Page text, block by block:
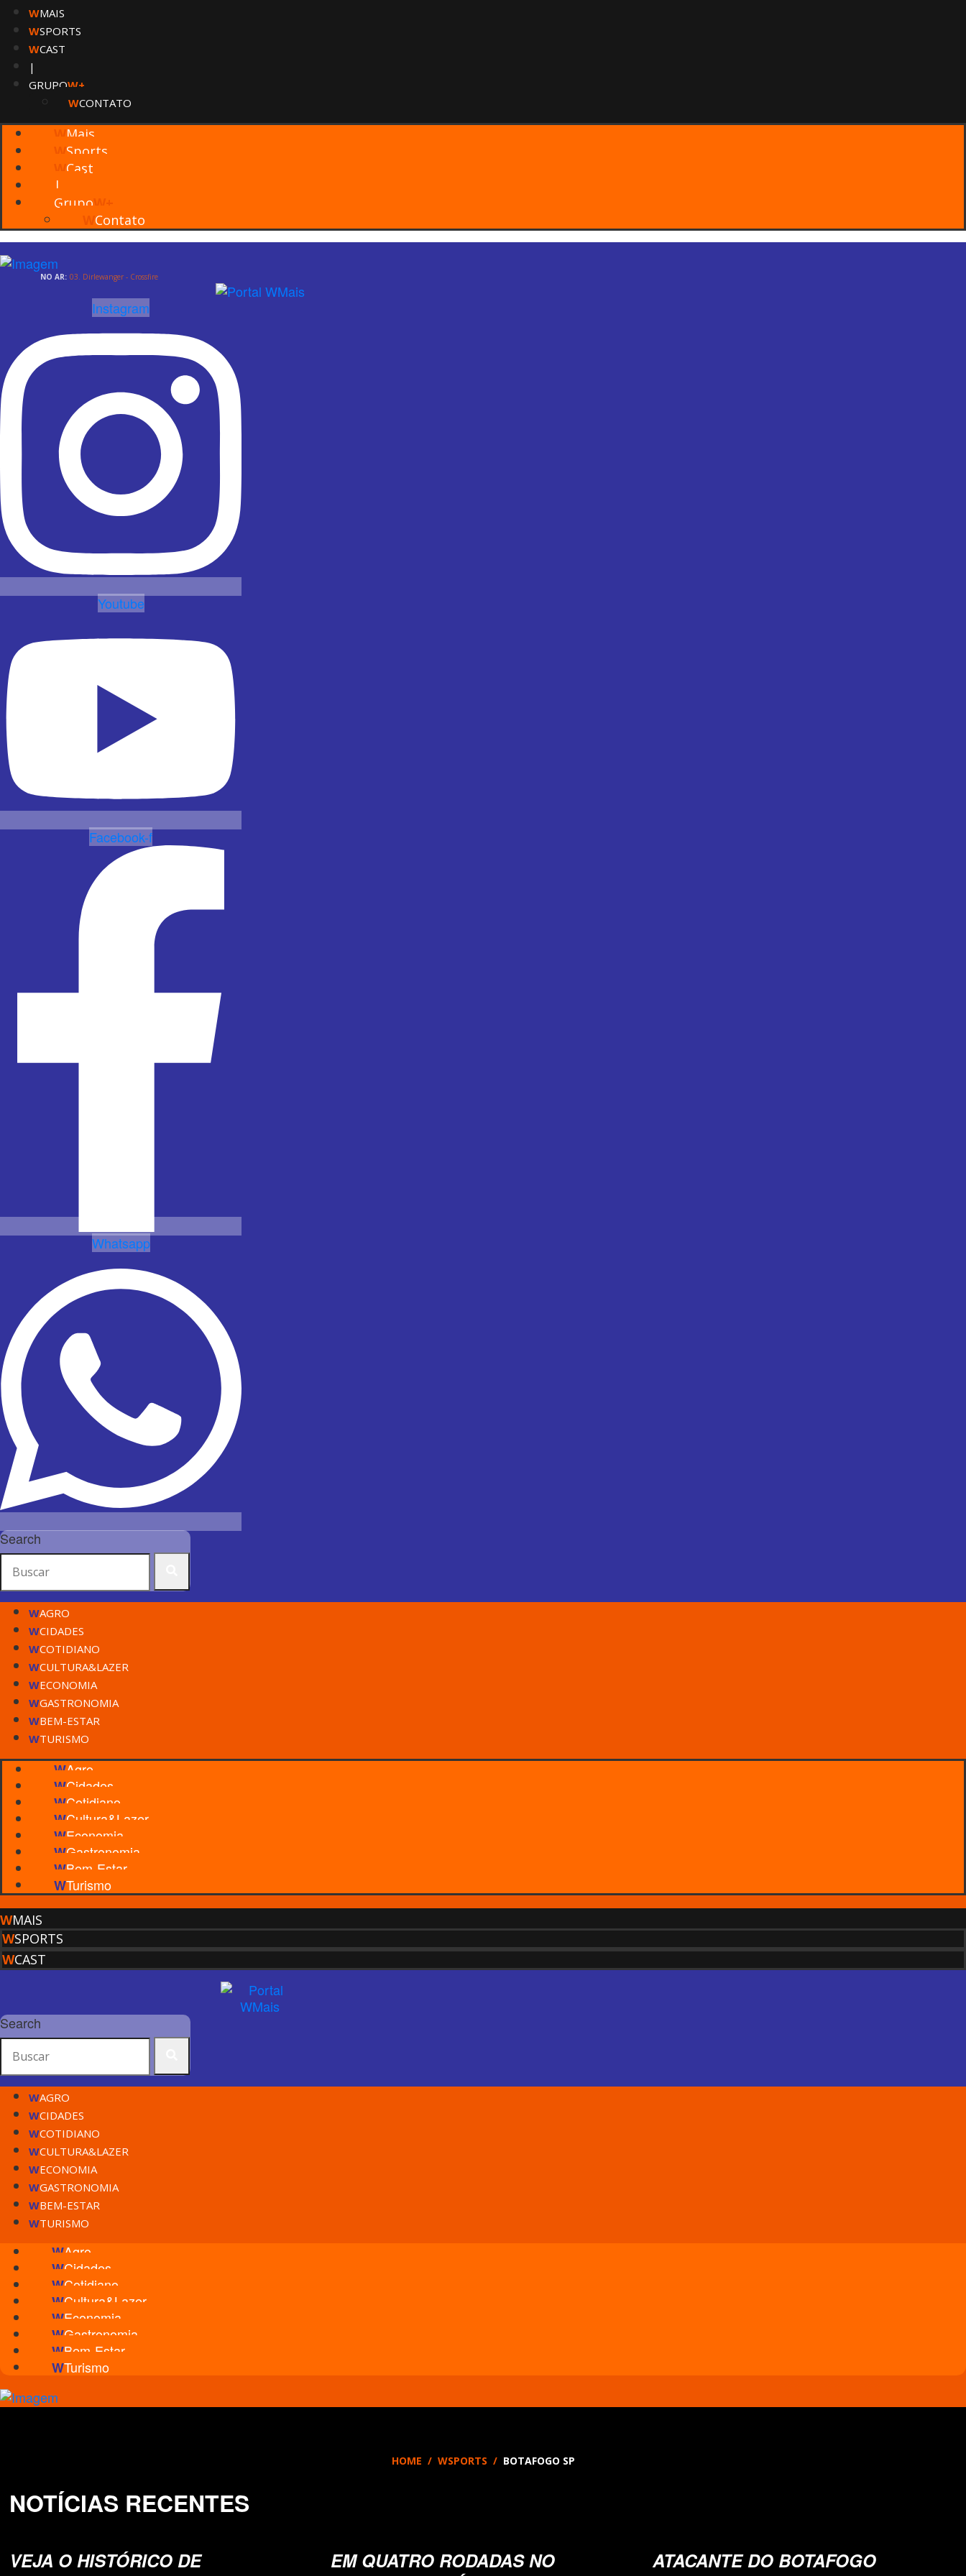
WMAIS
WSPORTS
WCAST
|
GRUPOW+
WCONTATO
Mais
Sports
Cast
|
Grupo
Contato
NO AR: 03. Dirlewanger - Crossfire
Instagram
Youtube
Facebook-f
Whatsapp
Search
WAGRO
WCIDADES
WCOTIDIANO
WCULTURA&LAZER
WECONOMIA
WGASTRONOMIA
WBEM-ESTAR
WTURISMO
WAgro
WCidades
WCotidiano
WCultura&Lazer
WEconomia
WGastronomia
WBem-Estar
WTurismo
WMAIS
WSPORTS
WCAST
Search
WAGRO
WCIDADES
WCOTIDIANO
WCULTURA&LAZER
WECONOMIA
WGASTRONOMIA
WBEM-ESTAR
WTURISMO
WAgro
WCidades
WCotidiano
WCultura&Lazer
WEconomia
WGastronomia
WBem-Estar
WTurismo
HOME WSPORTS BOTAFOGO SP
NOTÍCIAS RECENTES
VEJA O HISTÓRICO DE
EM QUATRO RODADAS NO
ATACANTE DO BOTAFOGO